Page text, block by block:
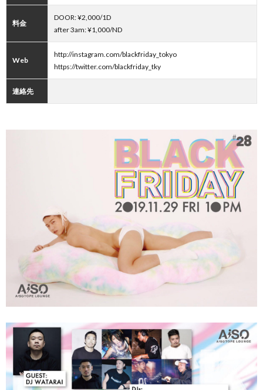
料金
DOOR: ¥2,000/1D
after 3am: ¥1,000/ND
Web
http://instagram.com/blackfriday_tokyo
https://twitter.com/blackfriday_tky
連絡先